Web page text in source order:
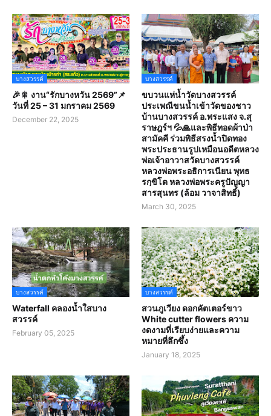
บางสวรรค์
🎉🎇 งาน“รักบางหวัน 2569”📌
วันที่ 25 – 31 มกราคม 2569
December 22, 2025
บางสวรรค์
ขบวนแห่น้ำวัดบางสวรรค์
ประเพณีขนน้ำเข้าวัดของชาว
บ้านบางสวรรค์ อ.พระแสง จ.สุ
ราษฎร์ฯ 💦🙏และพิธีทอดผ้าป่า
สามัคคี ร่วมพิธีสรงน้ำปิดทอง
พระประธานรูปเหมือนอดีตหลวง
พ่อเจ้าอาวาสวัดบางสวรรค์
หลวงพ่อพระอธิการเนียน พุทธ
รกฺขิโต หลวงพ่อพระครูปัญญา
สารสุนทร (ล้อม วาจาสิทธิ์)
March 30, 2025
บางสวรรค์
Waterfall คลองน้ำใสบาง
สวรรค์
February 05, 2025
บางสวรรค์
สวนภูเวียง ดอกคัตเตอร์ขาว
White cutter flowers ความ
งดงามที่เรียบง่ายและความ
หมายที่ลึกซึ้ง
January 18, 2025